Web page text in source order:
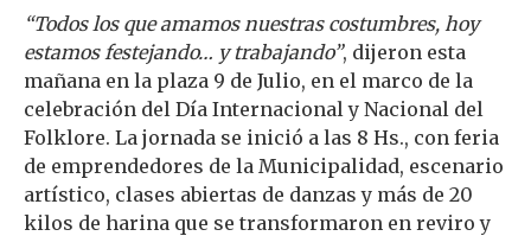
“Todos los que amamos nuestras costumbres, hoy
estamos festejando… y trabajando”, dijeron esta
mañana en la plaza 9 de Julio, en el marco de la
celebración del Día Internacional y Nacional del
Folklore. La jornada se inició a las 8 Hs., con feria
de emprendedores de la Municipalidad, escenario
artístico, clases abiertas de danzas y más de 20
kilos de harina que se transformaron en reviro y